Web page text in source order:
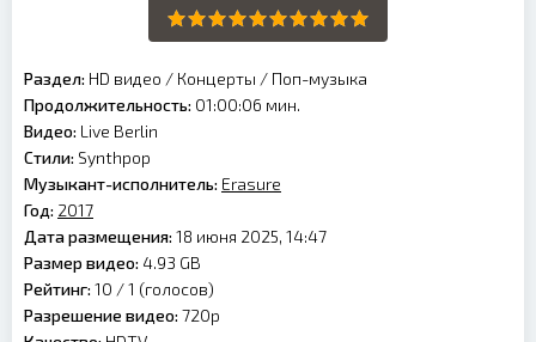
Раздел: HD видео / Концерты / Поп-музыка
Продолжительность: 01:00:06 мин.
Видео: Live Berlin
Стили: Synthpop
Музыкант-исполнитель: Erasure
Год: 2017
Дата размещения: 18 июня 2025, 14:47
Размер видео: 4.93 GB
Рейтинг: 10 /1 (голосов)
Разрешение видео: 720p